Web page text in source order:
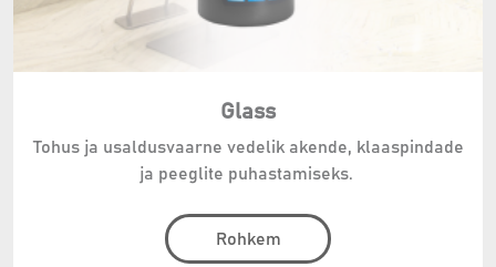
Glass
Tohus ja usaldusvaarne vedelik akende, klaaspindade
ja peeglite puhastamiseks.
Rohkem